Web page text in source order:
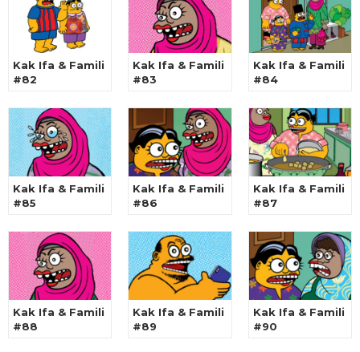
Kak Ifa & Famili
#82
Kak Ifa & Famili
#83
Kak Ifa & Famili
#84
Kak Ifa & Famili
#85
Kak Ifa & Famili
#86
Kak Ifa & Famili
#87
Kak Ifa & Famili
#88
Kak Ifa & Famili
#89
Kak Ifa & Famili
#90